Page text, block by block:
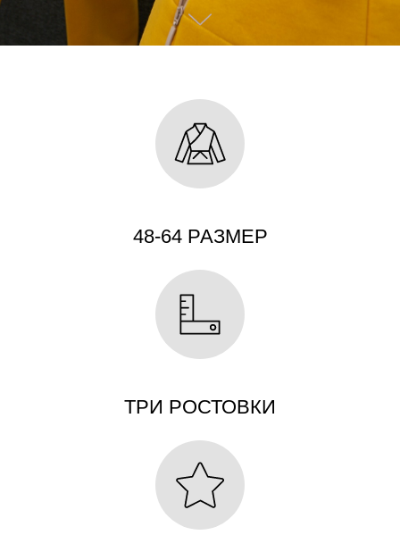
48-64 РАЗМЕР
ТРИ РОСТОВКИ